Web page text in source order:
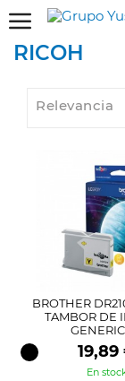
RICOH
Relevancia
BROTHER
TAMBOR DE
19,89
En